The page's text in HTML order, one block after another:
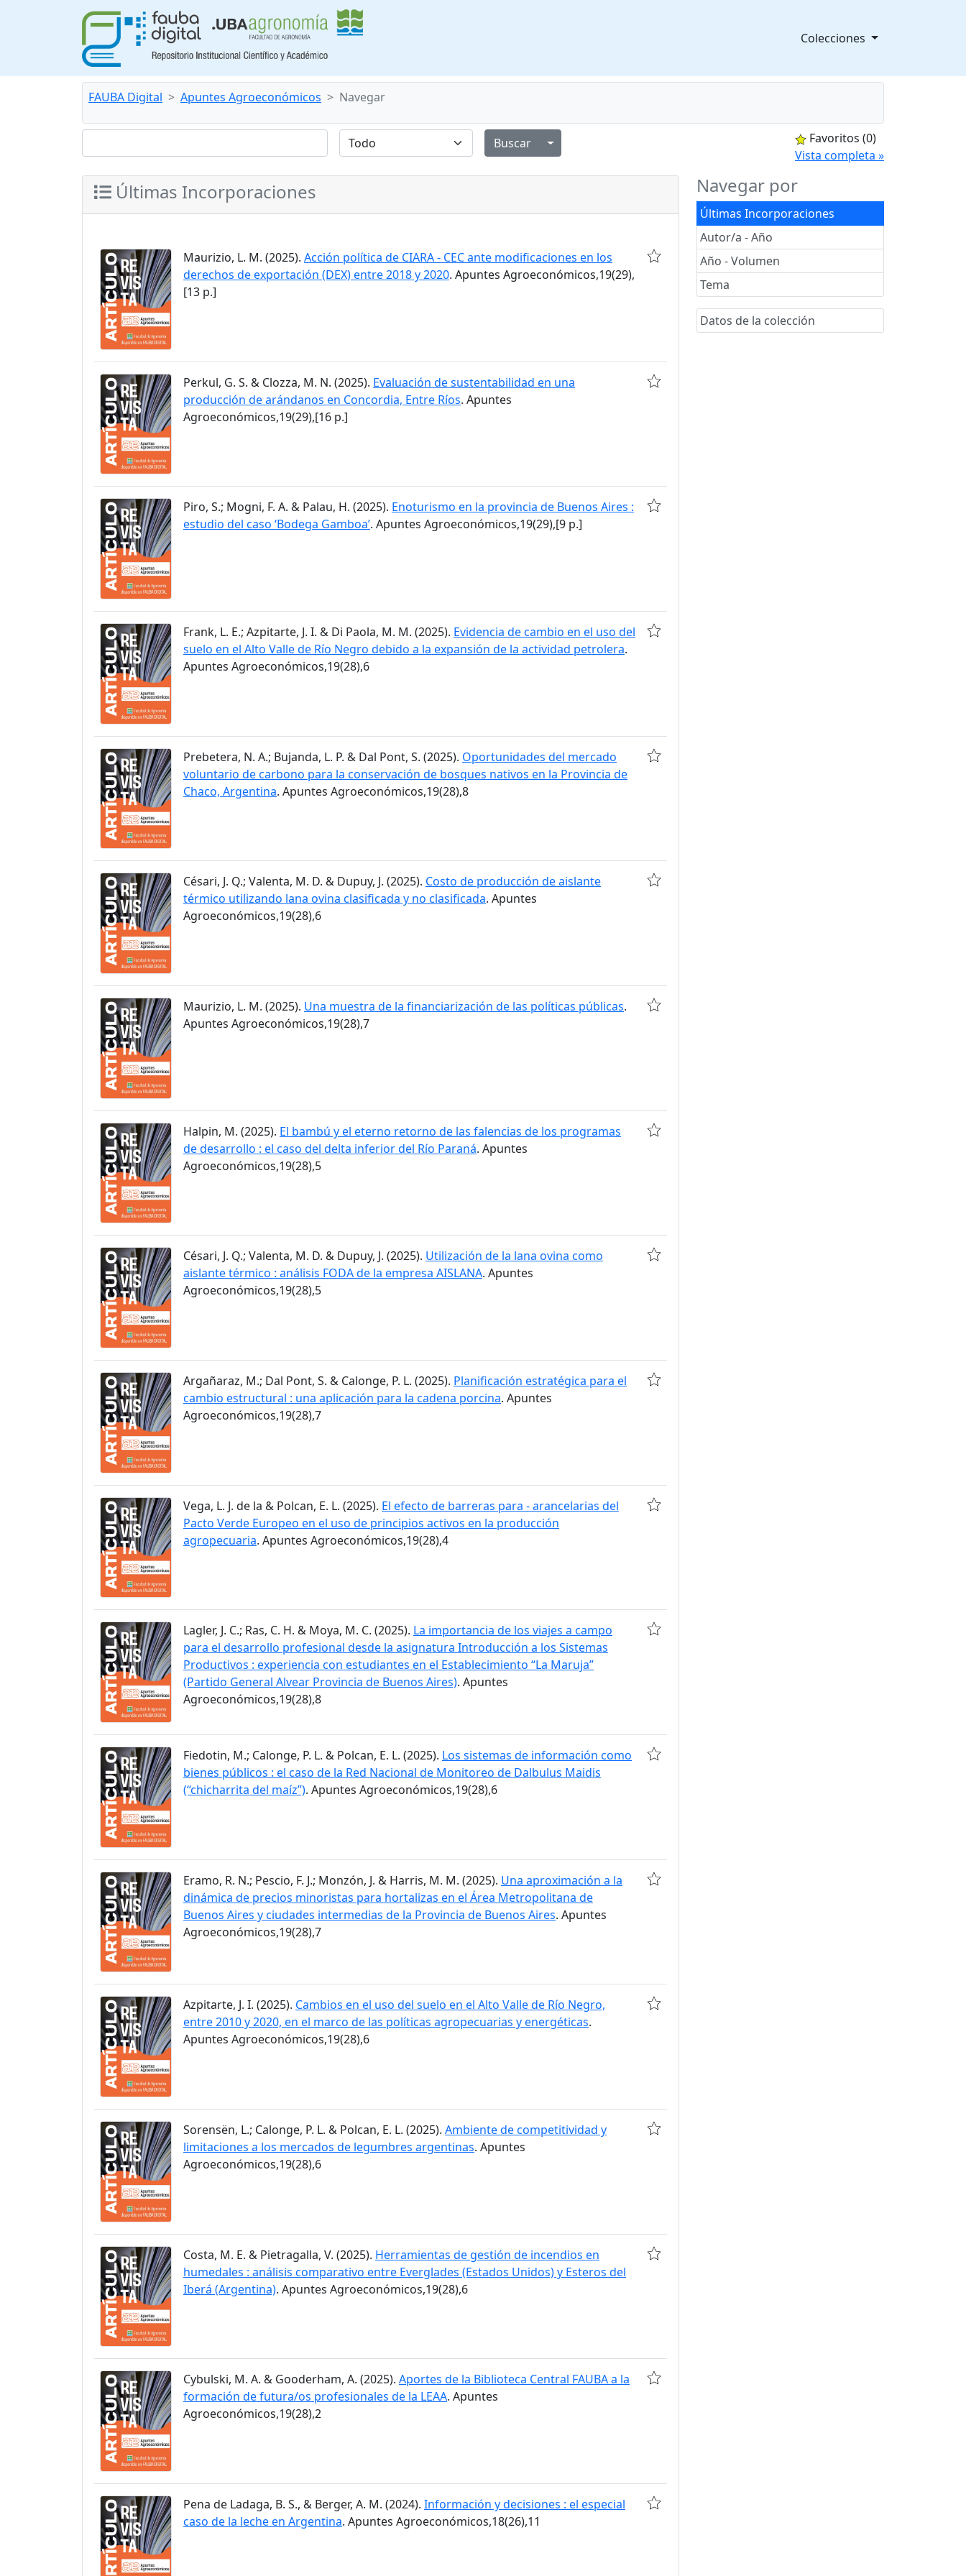
Colecciones
FAUBA Digital Apuntes Agroeconómicos Navegar
Alternar menú desplegable
Favoritos (0)
Vista completa »
Navegar por
Últimas Incorporaciones
Autor/a - Año
Año - Volumen
Tema
Datos de la colección
Últimas Incorporaciones
Maurizio, L. M. (2025). Acción política de CIARA - CEC ante modificaciones en los
derechos de exportación (DEX) entre 2018 y 2020. Apuntes Agroeconómicos,19(29),
[13 p.]
Perkul, G. S. & Clozza, M. N. (2025). Evaluación de sustentabilidad en una
producción de arándanos en Concordia, Entre Ríos. Apuntes
Agroeconómicos,19(29),[16 p.]
Piro, S.; Mogni, F. A. & Palau, H. (2025). Enoturismo en la provincia de Buenos Aires :
estudio del caso ‘Bodega Gamboa’. Apuntes Agroeconómicos,19(29),[9 p.]
Frank, L. E.; Azpitarte, J. I. & Di Paola, M. M. (2025). Evidencia de cambio en el uso del
suelo en el Alto Valle de Río Negro debido a la expansión de la actividad petrolera.
Apuntes Agroeconómicos,19(28),6
Prebetera, N. A.; Bujanda, L. P. & Dal Pont, S. (2025). Oportunidades del mercado
voluntario de carbono para la conservación de bosques nativos en la Provincia de
Chaco, Argentina. Apuntes Agroeconómicos,19(28),8
Césari, J. Q.; Valenta, M. D. & Dupuy, J. (2025). Costo de producción de aislante
térmico utilizando lana ovina clasificada y no clasificada. Apuntes
Agroeconómicos,19(28),6
Maurizio, L. M. (2025). Una muestra de la financiarización de las políticas públicas.
Apuntes Agroeconómicos,19(28),7
Halpin, M. (2025). El bambú y el eterno retorno de las falencias de los programas
de desarrollo : el caso del delta inferior del Río Paraná. Apuntes
Agroeconómicos,19(28),5
Césari, J. Q.; Valenta, M. D. & Dupuy, J. (2025). Utilización de la lana ovina como
aislante térmico : análisis FODA de la empresa AISLANA. Apuntes
Agroeconómicos,19(28),5
Argañaraz, M.; Dal Pont, S. & Calonge, P. L. (2025). Planificación estratégica para el
cambio estructural : una aplicación para la cadena porcina. Apuntes
Agroeconómicos,19(28),7
Vega, L. J. de la & Polcan, E. L. (2025). El efecto de barreras para - arancelarias del
Pacto Verde Europeo en el uso de principios activos en la producción
agropecuaria. Apuntes Agroeconómicos,19(28),4
Lagler, J. C.; Ras, C. H. & Moya, M. C. (2025). La importancia de los viajes a campo
para el desarrollo profesional desde la asignatura Introducción a los Sistemas
Productivos : experiencia con estudiantes en el Establecimiento “La Maruja”
(Partido General Alvear Provincia de Buenos Aires). Apuntes
Agroeconómicos,19(28),8
Fiedotin, M.; Calonge, P. L. & Polcan, E. L. (2025). Los sistemas de información como
bienes públicos : el caso de la Red Nacional de Monitoreo de Dalbulus Maidis
(“chicharrita del maíz”). Apuntes Agroeconómicos,19(28),6
Eramo, R. N.; Pescio, F. J.; Monzón, J. & Harris, M. M. (2025). Una aproximación a la
dinámica de precios minoristas para hortalizas en el Área Metropolitana de
Buenos Aires y ciudades intermedias de la Provincia de Buenos Aires. Apuntes
Agroeconómicos,19(28),7
Azpitarte, J. I. (2025). Cambios en el uso del suelo en el Alto Valle de Río Negro,
entre 2010 y 2020, en el marco de las políticas agropecuarias y energéticas.
Apuntes Agroeconómicos,19(28),6
Sorensën, L.; Calonge, P. L. & Polcan, E. L. (2025). Ambiente de competitividad y
limitaciones a los mercados de legumbres argentinas. Apuntes
Agroeconómicos,19(28),6
Costa, M. E. & Pietragalla, V. (2025). Herramientas de gestión de incendios en
humedales : análisis comparativo entre Everglades (Estados Unidos) y Esteros del
Iberá (Argentina). Apuntes Agroeconómicos,19(28),6
Cybulski, M. A. & Gooderham, A. (2025). Aportes de la Biblioteca Central FAUBA a la
formación de futura/os profesionales de la LEAA. Apuntes
Agroeconómicos,19(28),2
Pena de Ladaga, B. S., & Berger, A. M. (2024). Información y decisiones : el especial
caso de la leche en Argentina. Apuntes Agroeconómicos,18(26),11